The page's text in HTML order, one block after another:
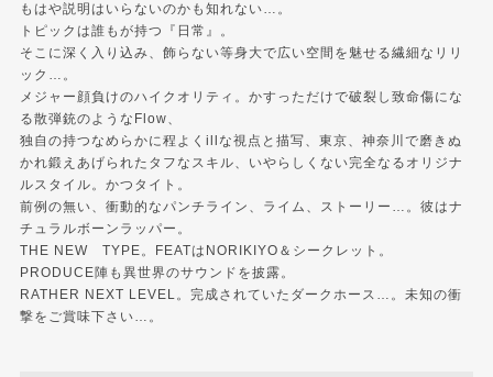
もはや説明はいらないのかも知れない…。
トピックは誰もが持つ『日常』。
そこに深く入り込み、飾らない等身大で広い空間を魅せる繊細なリリ
ック…。
メジャー顔負けのハイクオリティ。かすっただけで破裂し致命傷にな
る散弾銃のようなFlow、
独自の持つなめらかに程よくillな視点と描写、東京、神奈川で磨きぬ
かれ鍛えあげられたタフなスキル、いやらしくない完全なるオリジナ
ルスタイル。かつタイト。
前例の無い、衝動的なパンチライン、ライム、ストーリー…。彼はナ
チュラルボーンラッパー。
THE NEW TYPE。FEATはNORIKIYO＆シークレット。
PRODUCE陣も異世界のサウンドを披露。
RATHER NEXT LEVEL。完成されていたダークホース…。未知の衝
撃をご賞味下さい…。